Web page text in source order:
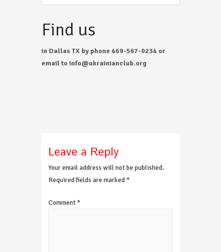
Find us
in Dallas TX by phone 469-567-0234 or
email to info@ukrainianclub.org
Leave a Reply
Your email address will not be published.
Required fields are marked*
Comment*